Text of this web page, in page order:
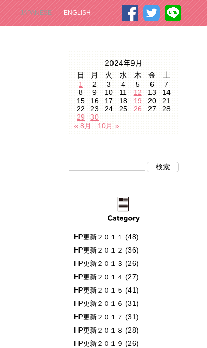
JAPANESE ENGLISH
2024年9月
日 月 火 水 木 金
土
1
2 3 4 5 6
7
8
9 10 11 12 13
14
15
16 17 18 19 20
21
22
23 24 25 26 27
28
29
30
« 8月
10月 »
HP更新２０１１ (48)
HP更新２０１２ (36)
HP更新２０１３ (26)
HP更新２０１４ (27)
HP更新２０１５ (41)
HP更新２０１６ (31)
HP更新２０１７ (31)
HP更新２０１８ (28)
HP更新２０１９ (26)